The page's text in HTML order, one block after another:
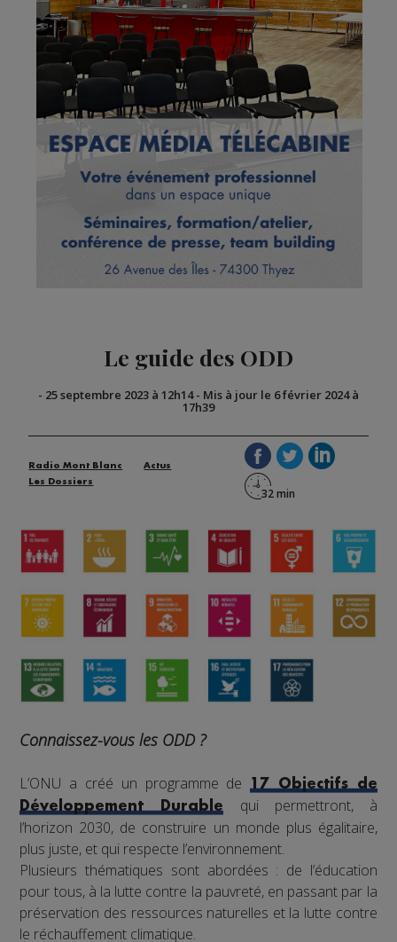
Le guide des ODD
- 25 septembre 2023 à 12h14- Mis à jour le 6 février 2024 à
17h39
Radio Mont Blanc
Actus
Les Dossiers
Connaissez-vous les ODD ?
L’ONU a créé un programme de17 Objectifs de
Développement Durable
qui permettront, à
l’horizon 2030, de construire un monde plus égalitaire,
plus juste, et qui respecte l’environnement.
Plusieurs thématiques sont abordées : de l’éducation
pour tous, à la lutte contre la pauvreté, en passant par la
préservation des ressources naturelles et la lutte contre
le réchauffement climatique.